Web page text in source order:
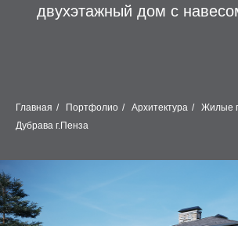
двухэтажный дом с
Главная / Портфолио / Архитектура / Жилые
Дубрава г.Пенза